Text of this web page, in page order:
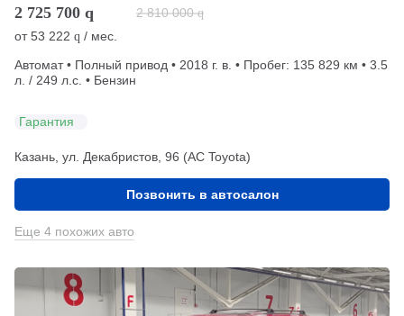
2 725 700 q 2 810 000 q
от53 222 q / мес.
Автомат • Полный привод • 2018 г. в. • Пробег: 135 829 км • 3.5
л. / 249 л.с. • Бензин
Гарантия
Казань, ул. Декабристов, 96 (АС Toyota)
Позвонить в автосалон
Еще 4 похожих авто